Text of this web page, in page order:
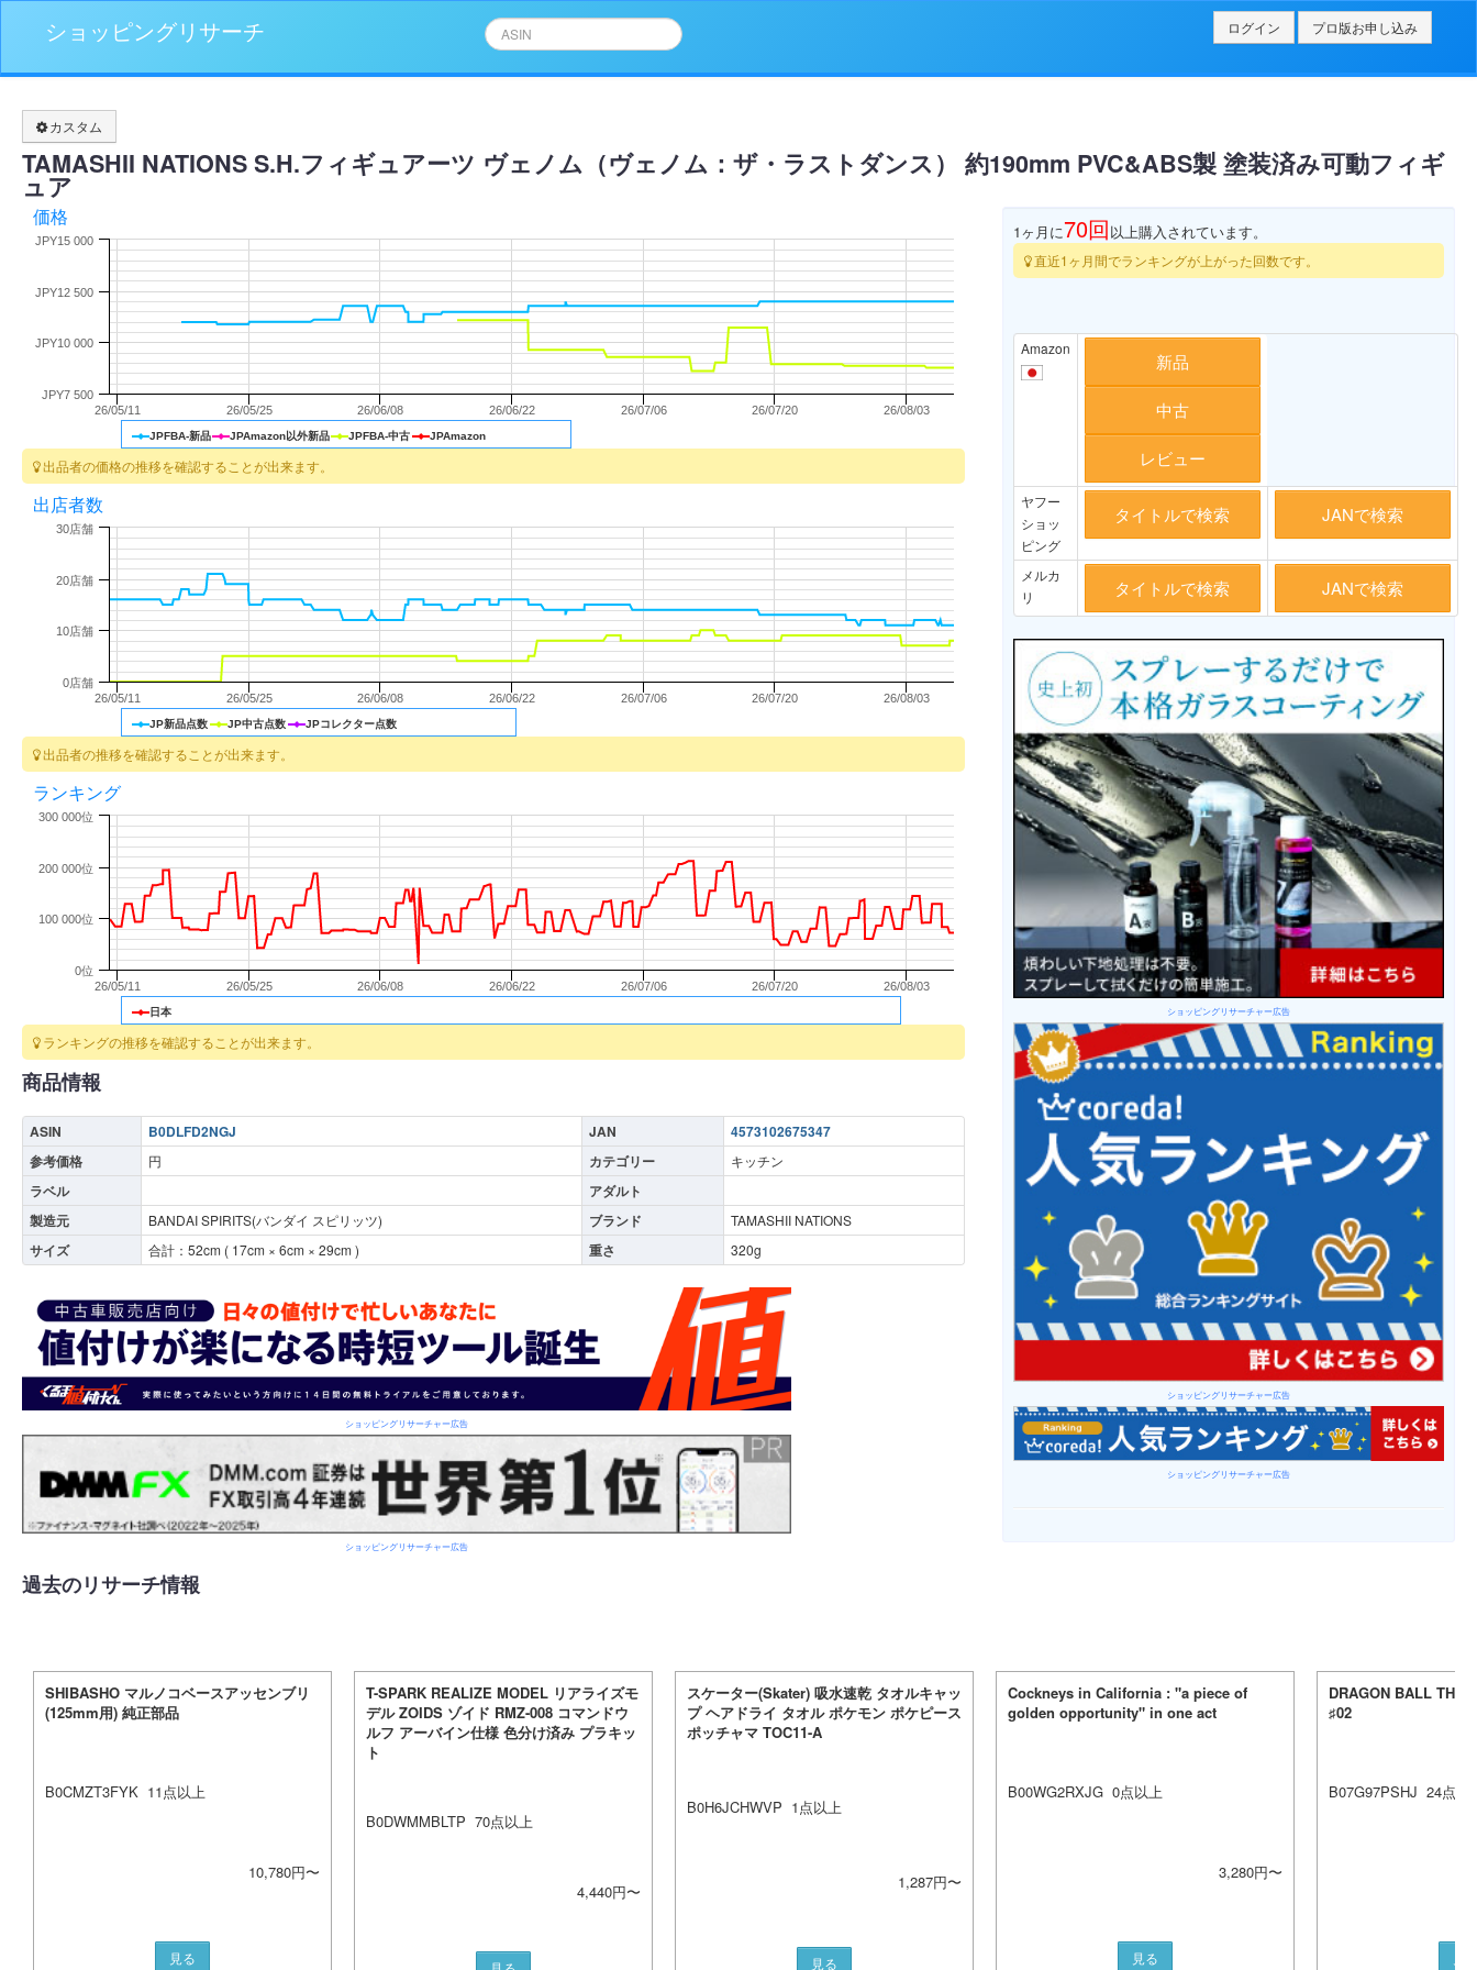
ショッピングリサーチ ログイン プロ版お申し込み
カスタム
TAMASHII NATIONS S.H.フィギュアーツ ヴェノム（ヴェノム：ザ・ラストダンス） 約190mm PVC&ABS製 塗装済み可動フィギ
ュア
価格
JPFBA-新品 JPAmazon以外新品 JPFBA-中古 JPAmazon
26/05/11 26/05/25 26/06/08 26/06/22 26/07/06 26/07/20 26/08/03
JPY12 500
JPY10 000
JPY7 500
JPY15 000
出品者の価格の推移を確認することが出来ます。
出店者数
JP新品点数 JP中古点数 JPコレクター点数
26/05/11 26/05/25 26/06/08 26/06/22 26/07/06 26/07/20 26/08/03
10店舗
20店舗
0店舗
30店舗
出品者の推移を確認することが出来ます。
ランキング
日本
26/05/11 26/05/25 26/06/08 26/06/22 26/07/06 26/07/20 26/08/03
0位
100 000位
200 000位
300 000位
ランキングの推移を確認することが出来ます。
商品情報
ASIN B0DLFD2NGJ JAN
4573102675347
参考価格
円 カテゴリー キッチン
ラベル
アダルト
製造元
BANDAI SPIRITS(バンダイ スピリッツ) ブランド TAMASHII NATIONS
サイズ 合計： 52cm ( 17cm × 6cm × 29cm ) 重さ 320g
ショッピングリサーチャー広告
ショッピングリサーチャー広告
1ヶ月に70回以上購入されています。
直近1ヶ月間でランキングが上がった回数です。
Amazon
新品
中古
レビュー
ヤフー
ショッ
ピング
タイトルで検索 JANで検索
メルカ
リ
タイトルで検索 JANで検索
ショッピングリサーチャー広告
ショッピングリサーチャー広告
ショッピングリサーチャー広告
過去のリサーチ情報
SHIBASHO マルノコベースアッセンブリ
(125mm用) 純正部品
B0CMZT3FYK 11点以上
10,780円〜
見る
T-SPARK REALIZE MODEL リアライズモ
デル ZOIDS ゾイド RMZ-008 コマンドウ
ルフ アーバイン仕様 色分け済み プラキッ
ト
B0DWMMBLTP 70点以上
4,440円〜
スケーター(Skater) 吸水速乾 タオルキャッ
プ ヘアドライ タオル ポケモン ポケピース
ポッチャマ TOC11-A
B0H6JCHWVP 1 点以上
1,287円〜
見る
Cockneys in California : "a piece of
golden opportunity" in one act
B00WG2RXJG 0点以上
3,280円〜
見る
DRAGON BALL THE
♯02
B07G97PSHJ 24点以